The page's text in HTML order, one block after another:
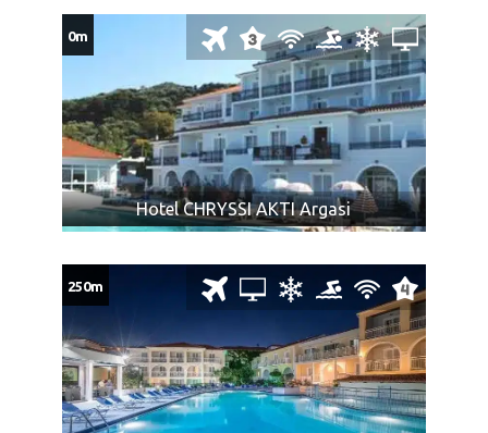
Plaćanje boravišne takse se vrši na licu mesta,
gotovinski,
individualne troškove,
usluge koje nisu predviđene programom i
troškove fakultativnih izleta koji nisu sastavni deo
programa putovanja i predstavljaju zaseban ugovor sa
organizatorom izleta – agencijom ino partnera.
Ukoliko Vam ponuda za Hotel MAJESTIC Laganas ne
Zakintosili ponudu smeštaja na drugimostrvima Grčkeili
kompletnu ponudu za letovanjeu Grčkoj
PRTLJAG:
Dozvoljena težina prtljaga 23kg po osobi (INF težina
prtljaga 10kg i sklopiva kolica do 7kg), a ručnog prtljaga
Hotel CHRYSSI AKTI Argasi
0m
250m